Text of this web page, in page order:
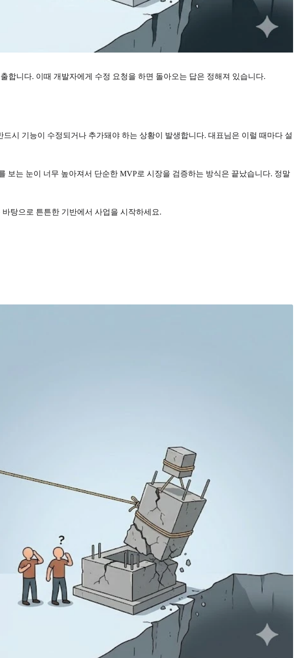
합니다. 이때 개발자에게 수정 요청을 하면 돌아오는 답은 정해져 있습니다.
시 기능이 수정되거나 추가돼야 하는 상황이 발생합니다. 대표님은 이럴 때마다 설
는 눈이 너무 높아져서 단순한 MVP로 시장을 검증하는 방식은 끝났습니다. 정말
탕으로 튼튼한 기반에서 사업을 시작하세요.